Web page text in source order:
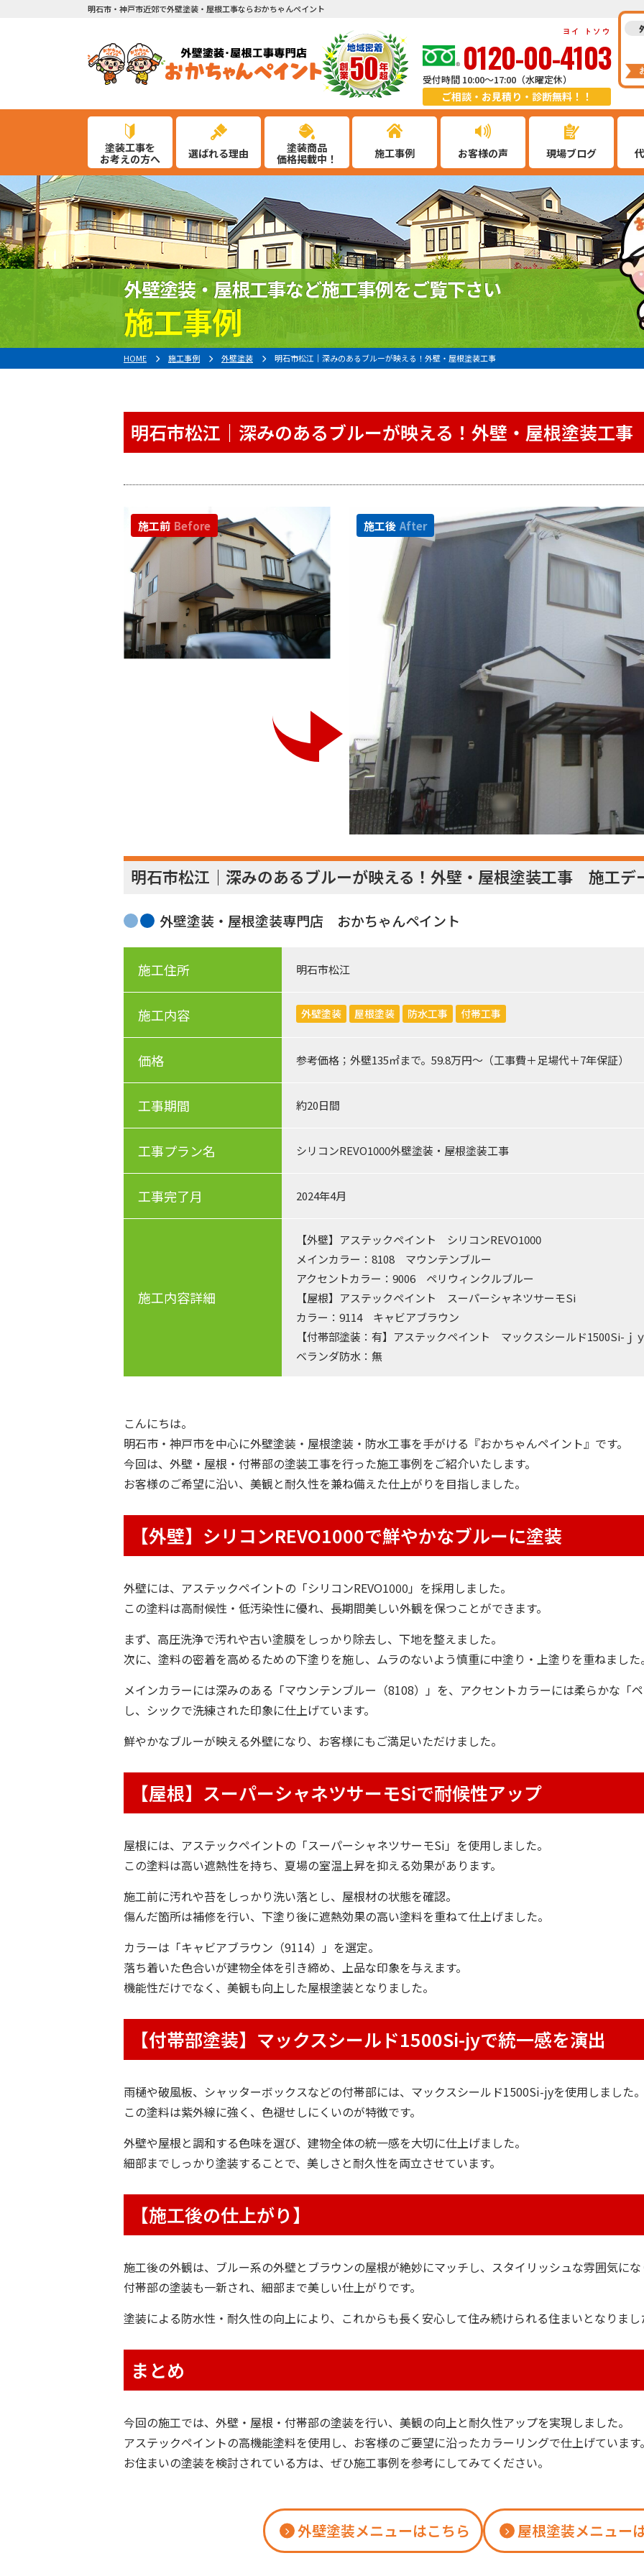
明石市・神戸市近郊で外壁塗装・屋根工事ならおかちゃんペイント
0120-00-4103
ヨイ トソウ
受付時間 10:00～17:00（水曜定休）
ご相談・お見積り・診断無料！！
塗装工事を
お考えの方へ
選ばれる理由
塗装商品
価格掲載中！
施工事例 お客様の声 現場ブログ
外壁塗装・屋根工事など施工事例をご覧下さい
施工事例
HOME 施工事例 外壁塗装 明石市松江｜深みのあるブルーが映える！外壁・屋根塗装工事
明石市松江｜深みのあるブルーが映える！外壁・屋根塗装工事
施工前 Before 施工後 After
明石市松江｜深みのあるブルーが映える！外壁・屋根塗装工事 施工デ
外壁塗装・屋根塗装専門店 おかちゃんペイント
施工住所 明石市松江
施工内容 外壁塗装 屋根塗装 防水工事 付帯工事
価格 参考価格；外壁135㎡まで。59.8万円～（工事費＋足場代＋7年保証）
工事期間 約20日間
工事プラン名 シリコンREVO1000外壁塗装・屋根塗装工事
工事完了月 2024年4月
施工内容詳細
【外壁】アステックペイント シリコンREVO1000
メインカラー：8108 マウンテンブルー
アクセントカラー：9006 ペリウィンクルブルー
【屋根】アステックペイント スーパーシャネツサーモSi
カラー：9114 キャビアブラウン
【付帯部塗装：有】アステックペイント マックスシールド1500Si-ｊ
ベランダ防水：無
こんにちは。
明石市・神戸市を中心に外壁塗装・屋根塗装・防水工事を手がける『おかちゃんペイント』です。
今回は、外壁・屋根・付帯部の塗装工事を行った施工事例をご紹介いたします。
お客様のご希望に沿い、美観と耐久性を兼ね備えた仕上がりを目指しました。
【外壁】シリコンREVO1000で鮮やかなブルーに塗装
外壁には、アステックペイントの「シリコンREVO1000」を採用しました。
この塗料は高耐候性・低汚染性に優れ、長期間美しい外観を保つことができます。
まず、高圧洗浄で汚れや古い塗膜をしっかり除去し、下地を整えました。
次に、塗料の密着を高めるための下塗りを施し、ムラのないよう慎重に中塗り・上塗りを重ねました
メインカラーには深みのある「マウンテンブルー（8108）」を、アクセントカラーには柔らかな「
し、シックで洗練された印象に仕上げています。
鮮やかなブルーが映える外壁になり、お客様にもご満足いただけました。
【屋根】スーパーシャネツサーモSiで耐候性アップ
屋根には、アステックペイントの「スーパーシャネツサーモSi」を使用しました。
この塗料は高い遮熱性を持ち、夏場の室温上昇を抑える効果があります。
施工前に汚れや苔をしっかり洗い落とし、屋根材の状態を確認。
傷んだ箇所は補修を行い、下塗り後に遮熱効果の高い塗料を重ねて仕上げました。
カラーは「キャビアブラウン（9114）」を選定。
落ち着いた色合いが建物全体を引き締め、上品な印象を与えます。
機能性だけでなく、美観も向上した屋根塗装となりました。
【付帯部塗装】マックスシールド1500Si-jyで統一感を演出
雨樋や破風板、シャッターボックスなどの付帯部には、マックスシールド1500Si-jyを使用しました
この塗料は紫外線に強く、色褪せしにくいのが特徴です。
外壁や屋根と調和する色味を選び、建物全体の統一感を大切に仕上げました。
細部までしっかり塗装することで、美しさと耐久性を両立させています。
【施工後の仕上がり】
施工後の外観は、ブルー系の外壁とブラウンの屋根が絶妙にマッチし、スタイリッシュな雰囲気に
付帯部の塗装も一新され、細部まで美しい仕上がりです。
塗装による防水性・耐久性の向上により、これからも長く安心して住み続けられる住まいとなりまし
まとめ
今回の施工では、外壁・屋根・付帯部の塗装を行い、美観の向上と耐久性アップを実現しました。
アステックペイントの高機能塗料を使用し、お客様のご要望に沿ったカラーリングで仕上げています
お住まいの塗装を検討されている方は、ぜひ施工事例を参考にしてみてください。
外壁塗装メニューはこちら 屋根塗装メニュー